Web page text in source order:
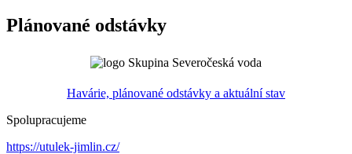
Plánované odstávky
Havárie, plánované odstávky a aktuální stav
Spolupracujeme
https://utulek-jimlin.cz/